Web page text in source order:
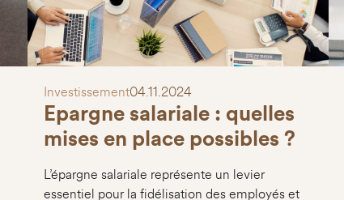
Investissement04.11.2024
Epargne salariale : quelles
mises en place possibles ?
L’épargne salariale représente un levier
essentiel pour la fidélisation des employés et